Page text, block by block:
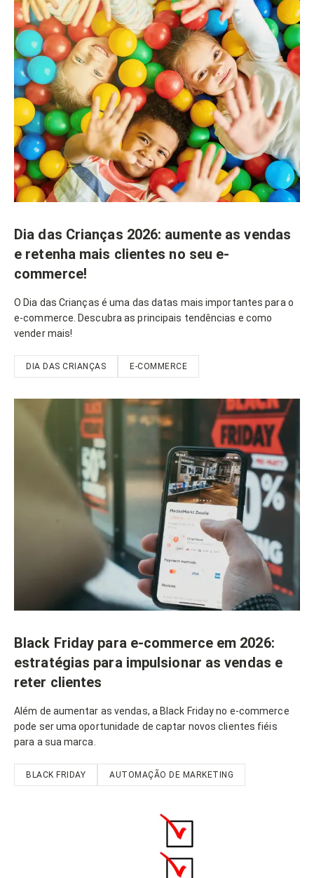
Dia das Crianças 2026: aumente as vendas
e retenha mais clientes no seu e-
commerce!
O Dia das Crianças é uma das datas mais importantes para o
e-commerce. Descubra as principais tendências e como
vender mais!
DIA DAS CRIANÇAS E-COMMERCE
Black Friday para e-commerce em 2026:
estratégias para impulsionar as vendas e
reter clientes
Além de aumentar as vendas, a Black Friday no e-commerce
pode ser uma oportunidade de captar novos clientes fiéis
para a sua marca.
BLACK FRIDAY AUTOMAÇÃO DE MARKETING